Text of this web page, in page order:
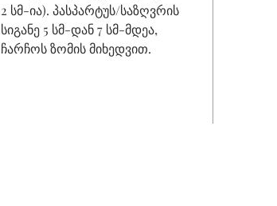
2 სმ-ია). პასპარტუს/საზღვრის
სიგანე 5 სმ-დან 7 სმ-მდეა,
ჩარჩოს ზომის მიხედვით.